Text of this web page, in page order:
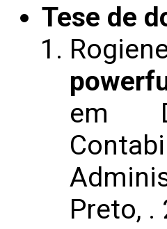
Tese de
em
Preto, .